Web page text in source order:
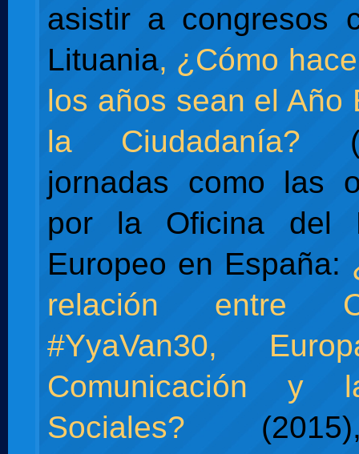
asistir a congresos
Lituania, ¿Cómo
los años sean el Año
la Ciudadanía?
jornadas como las
por la Oficina del
Europeo en España:
relación entre
#YyaVan30,
Comunicación y
Sociales?